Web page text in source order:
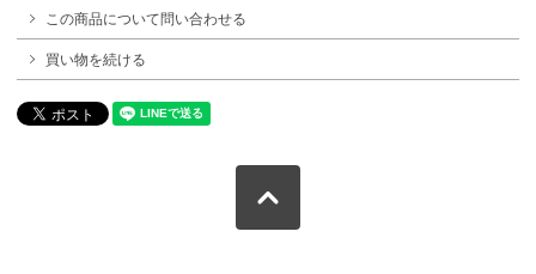
この商品について問い合わせる
買い物を続ける